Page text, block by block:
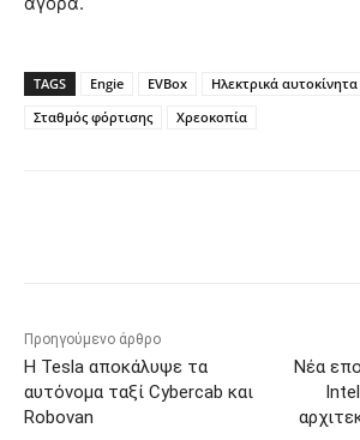
TAGS Engie EVBox
Ηλεκτρικά αυτοκίνητα
Σταθμός φόρτισης
Χρεοκοπία
Προηγούμενο άρθρο
Η Tesla αποκάλυψε τα
αυτόνομα ταξί Cybercab και
Robovan
Νέα